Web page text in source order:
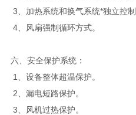
3、加热系统和换气系统*独立控制
4、风扇强制循环方式。
六、安全保护系统：
1、设备整体超温保护。
2、漏电短路保护。
3、风机过热保护。